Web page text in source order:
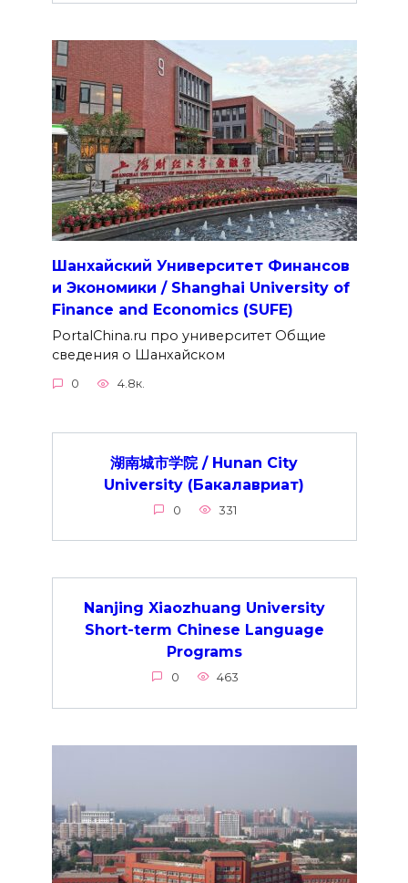
Шанхайский Университет Финансов
и Экономики / Shanghai University of
Finance and Economics (SUFE)
PortalChina.ru про университет Общие
сведения о Шанхайском
0 4.8к.
湖南城市学院 / Hunan City
University (Бакалавриат)
0 331
Nanjing Xiaozhuang University
Short-term Chinese Language
Programs
0 463